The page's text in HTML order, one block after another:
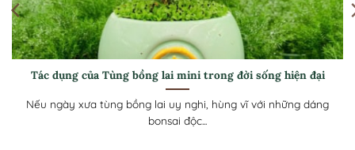
[Hướng dẫn] Cách chăm sóc Tùng bồng lai mini luôn xanh
tốt ở khí hậu nóng
Tùng Bồng Lai mini với tán lá kim dày như những đám mây